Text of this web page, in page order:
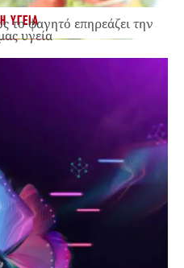
ΥΓΕΙΑ
το φαγητό επηρεάζει την
υγεία